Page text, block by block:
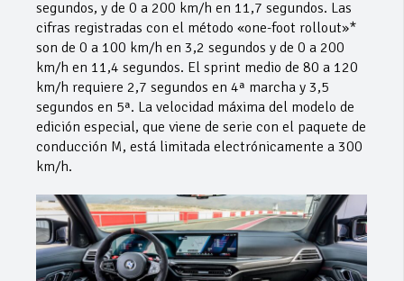
segundos, y de 0 a 200 km/h en 11,7 segundos. Las
cifras registradas con el método «one-foot rollout»*
son de 0 a 100 km/h en 3,2 segundos y de 0 a 200
km/h en 11,4 segundos. El sprint medio de 80 a 120
km/h requiere 2,7 segundos en 4ª marcha y 3,5
segundos en 5ª. La velocidad máxima del modelo de
edición especial, que viene de serie con el paquete de
conducción M, está limitada electrónicamente a 300
km/h.